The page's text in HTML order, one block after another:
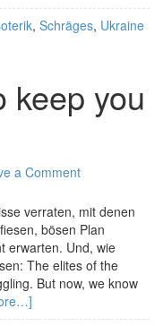
, Schräges, Ukraine
keep you
a Comment
verraten, mit denen
bösen Plan
erwarten. Und, wie
The elites of the
But now, we know